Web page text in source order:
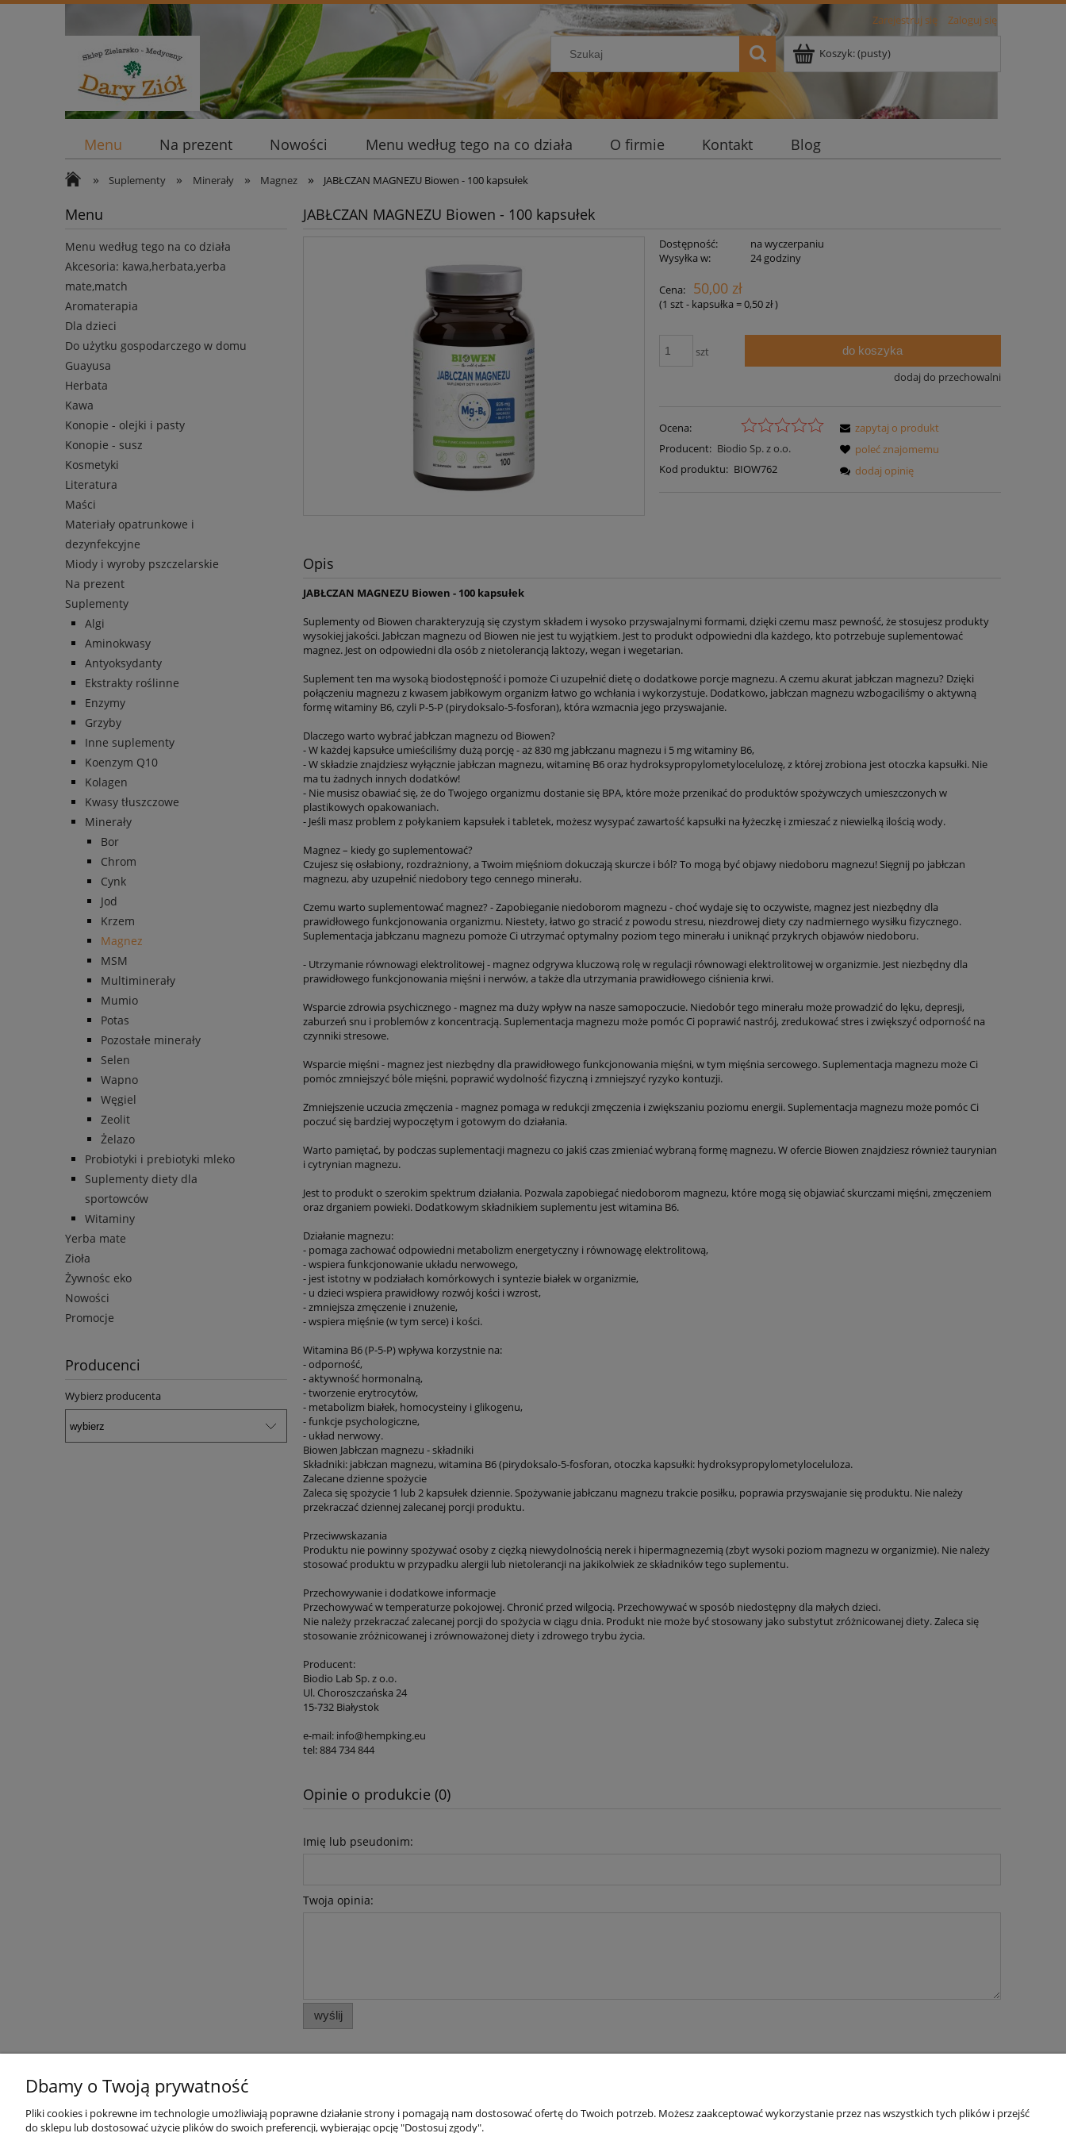
Zarejestruj się Zaloguj się
Koszyk:(pusty)
Menu Na prezent Nowości Menu według tego na co działa O firmie Kontakt Blog
» Suplementy » Minerały » Magnez » JABŁCZAN MAGNEZU Biowen - 100 kapsułek
Menu
Menu według tego na co działa
Akcesoria: kawa,herbata,yerba
mate,match
Aromaterapia
Dla dzieci
Do użytku gospodarczego w domu
Guayusa
Herbata
Kawa
Konopie - olejki i pasty
Konopie - susz
Kosmetyki
Literatura
Maści
Materiały opatrunkowe i
dezynfekcyjne
Miody i wyroby pszczelarskie
Na prezent
Suplementy
Algi
Aminokwasy
Antyoksydanty
Ekstrakty roślinne
Enzymy
Grzyby
Inne suplementy
Koenzym Q10
Kolagen
Kwasy tłuszczowe
Minerały
Bor
Chrom
Cynk
Jod
Krzem
Magnez
MSM
Multiminerały
Mumio
Potas
Pozostałe minerały
Selen
Wapno
Węgiel
Zeolit
Żelazo
Probiotyki i prebiotyki mleko
Suplementy diety dla
sportowców
Witaminy
Yerba mate
Zioła
Żywnośc eko
Nowości
Promocje
Producenci
Wybierz producenta
JABŁCZAN MAGNEZU Biowen - 100 kapsułek
Dostępność:
na wyczerpaniu
Wysyłka w:
24 godziny
Cena: 50,00 zł
(1szt - kapsułka =0,50 zł)
szt do koszyka
dodaj do przechowalni
Ocena:
Producent: Biodio Sp. z o.o.
Kod produktu: BIOW762
zapytaj o produkt
poleć znajomemu
dodaj opinię
Opis
JABŁCZAN MAGNEZU Biowen - 100 kapsułek
Suplementy od Biowen charakteryzują się czystym składem i wysoko przyswajalnymi formami, dzięki czemu masz pewność, że stosujesz produkty
wysokiej jakości. Jabłczan magnezu od Biowen nie jest tu wyjątkiem. Jest to produkt odpowiedni dla każdego, kto potrzebuje suplementować
magnez. Jest on odpowiedni dla osób z nietolerancją laktozy, wegan i wegetarian.
Suplement ten ma wysoką biodostępność i pomoże Ci uzupełnić dietę o dodatkowe porcje magnezu. A czemu akurat jabłczan magnezu? Dzięki
połączeniu magnezu z kwasem jabłkowym organizm łatwo go wchłania i wykorzystuje. Dodatkowo, jabłczan magnezu wzbogaciliśmy o aktywną
formę witaminy B6, czyli P-5-P (pirydoksalo-5-fosforan), która wzmacnia jego przyswajanie.
Dlaczego warto wybrać jabłczan magnezu od Biowen?
- W każdej kapsułce umieściliśmy dużą porcję - aż 830 mg jabłczanu magnezu i 5 mg witaminy B6,
- W składzie znajdziesz wyłącznie jabłczan magnezu, witaminę B6 oraz hydroksypropylometylocelulozę, z której zrobiona jest otoczka kapsułki. Nie
ma tu żadnych innych dodatków!
- Nie musisz obawiać się, że do Twojego organizmu dostanie się BPA, które może przenikać do produktów spożywczych umieszczonych w
plastikowych opakowaniach.
- Jeśli masz problem z połykaniem kapsułek i tabletek, możesz wysypać zawartość kapsułki na łyżeczkę i zmieszać z niewielką ilością wody.
Magnez – kiedy go suplementować?
Czujesz się osłabiony, rozdrażniony, a Twoim mięśniom dokuczają skurcze i ból? To mogą być objawy niedoboru magnezu! Sięgnij po jabłczan
magnezu, aby uzupełnić niedobory tego cennego minerału.
Czemu warto suplementować magnez? - Zapobieganie niedoborom magnezu - choć wydaje się to oczywiste, magnez jest niezbędny dla
prawidłowego funkcjonowania organizmu. Niestety, łatwo go stracić z powodu stresu, niezdrowej diety czy nadmiernego wysiłku fizycznego.
Suplementacja jabłczanu magnezu pomoże Ci utrzymać optymalny poziom tego minerału i uniknąć przykrych objawów niedoboru.
- Utrzymanie równowagi elektrolitowej - magnez odgrywa kluczową rolę w regulacji równowagi elektrolitowej w organizmie. Jest niezbędny dla
prawidłowego funkcjonowania mięśni i nerwów, a także dla utrzymania prawidłowego ciśnienia krwi.
Wsparcie zdrowia psychicznego - magnez ma duży wpływ na nasze samopoczucie. Niedobór tego minerału może prowadzić do lęku, depresji,
zaburzeń snu i problemów z koncentracją. Suplementacja magnezu może pomóc Ci poprawić nastrój, zredukować stres i zwiększyć odporność na
czynniki stresowe.
Wsparcie mięśni - magnez jest niezbędny dla prawidłowego funkcjonowania mięśni, w tym mięśnia sercowego. Suplementacja magnezu może Ci
pomóc zmniejszyć bóle mięśni, poprawić wydolność fizyczną i zmniejszyć ryzyko kontuzji.
Zmniejszenie uczucia zmęczenia - magnez pomaga w redukcji zmęczenia i zwiększaniu poziomu energii. Suplementacja magnezu może pomóc Ci
poczuć się bardziej wypoczętym i gotowym do działania.
Warto pamiętać, by podczas suplementacji magnezu co jakiś czas zmieniać wybraną formę magnezu. W ofercie Biowen znajdziesz również taurynian
i cytrynian magnezu.
Jest to produkt o szerokim spektrum działania. Pozwala zapobiegać niedoborom magnezu, które mogą się objawiać skurczami mięśni, zmęczeniem
oraz drganiem powieki. Dodatkowym składnikiem suplementu jest witamina B6.
Działanie magnezu:
- pomaga zachować odpowiedni metabolizm energetyczny i równowagę elektrolitową,
- wspiera funkcjonowanie układu nerwowego,
- jest istotny w podziałach komórkowych i syntezie białek w organizmie,
- u dzieci wspiera prawidłowy rozwój kości i wzrost,
- zmniejsza zmęczenie i znużenie,
- wspiera mięśnie (w tym serce) i kości.
Witamina B6 (P-5-P) wpływa korzystnie na:
- odporność,
- aktywność hormonalną,
- tworzenie erytrocytów,
- metabolizm białek, homocysteiny i glikogenu,
- funkcje psychologiczne,
- układ nerwowy.
Biowen Jabłczan magnezu - składniki
Składniki: jabłczan magnezu, witamina B6 (pirydoksalo-5-fosforan, otoczka kapsułki: hydroksypropylometyloceluloza.
Zalecane dzienne spożycie
Zaleca się spożycie 1 lub 2 kapsułek dziennie. Spożywanie jabłczanu magnezu trakcie posiłku, poprawia przyswajanie się produktu. Nie należy
przekraczać dziennej zalecanej porcji produktu.
Przeciwwskazania
Produktu nie powinny spożywać osoby z ciężką niewydolnością nerek i hipermagnezemią (zbyt wysoki poziom magnezu w organizmie). Nie należy
stosować produktu w przypadku alergii lub nietolerancji na jakikolwiek ze składników tego suplementu.
Przechowywanie i dodatkowe informacje
Przechowywać w temperaturze pokojowej. Chronić przed wilgocią. Przechowywać w sposób niedostępny dla małych dzieci.
Nie należy przekraczać zalecanej porcji do spożycia w ciągu dnia. Produkt nie może być stosowany jako substytut zróżnicowanej diety. Zaleca się
stosowanie zróżnicowanej i zrównoważonej diety i zdrowego trybu życia.
Producent:
Biodio Lab Sp. z o.o.
Ul. Choroszczańska 24
15-732 Białystok
e-mail: info@hempking.eu
tel: 884 734 844
Opinie o produkcie (0)
Imię lub pseudonim:
Twoja opinia:
wyślij
Pomoc Moje konto Płatności i dostawa Informacje O nas
Dbamy o Twoją prywatność
Pliki cookies i pokrewne im technologie umożliwiają poprawne działanie strony i pomagają nam dostosować ofertę do Twoich potrzeb. Możesz zaakceptować wykorzystanie przez nas wszystkich tych plików i przejść
do sklepu lub dostosować użycie plików do swoich preferencji, wybierając opcję "Dostosuj zgody".